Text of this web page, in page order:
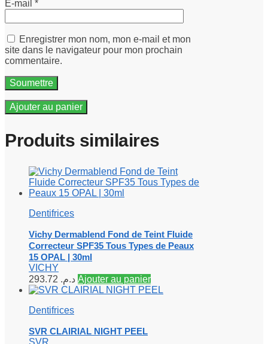
E-mail *
Enregistrer mon nom, mon e-mail et mon
site dans le navigateur pour mon prochain
commentaire.
Ajouter au panier
Produits similaires
Dentifrices
Vichy Dermablend Fond de Teint Fluide
Correcteur SPF35 Tous Types de Peaux
15 OPAL | 30ml
VICHY
د.م. Ajouter au panier
Dentifrices
SVR CLAIRIAL NIGHT PEEL
SVR